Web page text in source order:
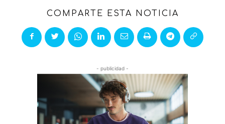
COMPARTE ESTA NOTICIA
- publicidad -